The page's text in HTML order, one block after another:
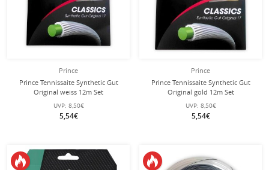
Prince
Prince Tennissaite Synthetic Gut
Original weiss 12m Set
UVP: 8,50€
5,54€
Prince
Prince Tennissaite Synthetic Gut
Original gold 12m Set
UVP: 8,50€
5,54€